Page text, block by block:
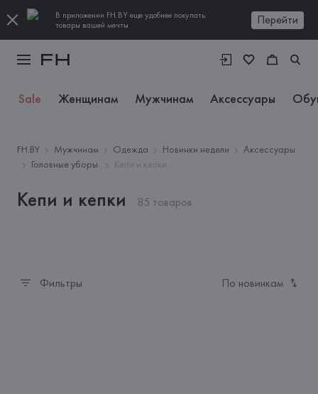
В приложении FH.BY еще удобнее покупать
товары вашей мечты
Перейти
Sale Женщинам Мужчинам Аксессуары
FH.BY Мужчинам Одежда Новинки недели
Аксессуары
Головные уборы
Кепи и кепки
Кепи и кепки 85 товаров
Фильтры По новинкам